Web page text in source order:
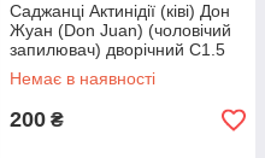
Саджанці Актинідії (ківі) Дон
Жуан (Don Juan) (чоловічий
запилювач) дворічний С1.5
Немає в наявності
200 ₴